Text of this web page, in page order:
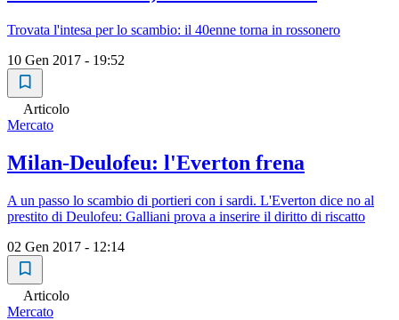
Trovata l'intesa per lo scambio: il 40enne torna in rossonero
10 Gen 2017 - 19:52
Articolo
Mercato
Milan-Deulofeu: l'Everton frena
A un passo lo scambio di portieri con i sardi. L'Everton dice no al
prestito di Deulofeu: Galliani prova a inserire il diritto di riscatto
02 Gen 2017 - 12:14
Articolo
Mercato